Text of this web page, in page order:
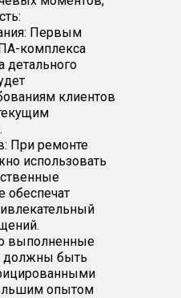
Первым
комплекса
детального
клиентов
При ремонте
использовать
обеспечат
выполненные
должны быть
опытом